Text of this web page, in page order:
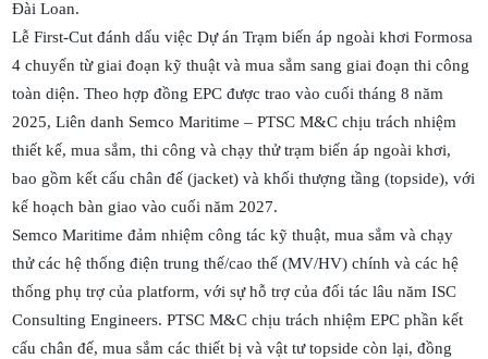
Đài Loan.
Lễ First-Cut đánh dấu việc Dự án Trạm biến áp ngoài khơi Formosa
4 chuyển từ giai đoạn kỹ thuật và mua sắm sang giai đoạn thi công
toàn diện. Theo hợp đồng EPC được trao vào cuối tháng 8 năm
2025, Liên danh Semco Maritime – PTSC M&C chịu trách nhiệm
thiết kế, mua sắm, thi công và chạy thử trạm biến áp ngoài khơi,
bao gồm kết cấu chân đế (jacket) và khối thượng tầng (topside), với
kế hoạch bàn giao vào cuối năm 2027.
Semco Maritime đảm nhiệm công tác kỹ thuật, mua sắm và chạy
thử các hệ thống điện trung thế/cao thế (MV/HV) chính và các hệ
thống phụ trợ của platform, với sự hỗ trợ của đối tác lâu năm ISC
Consulting Engineers. PTSC M&C chịu trách nhiệm EPC phần kết
cấu chân đế, mua sắm các thiết bị và vật tư topside còn lại, đồng